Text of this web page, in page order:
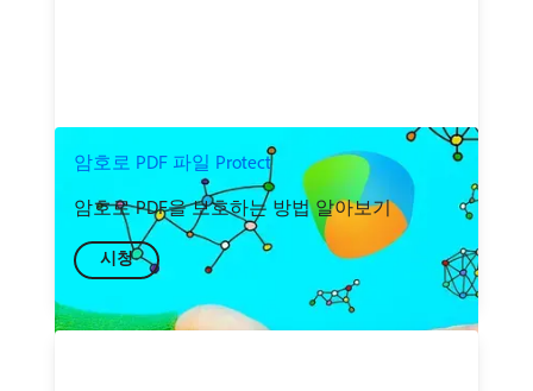
암호로 PDF 파일 Protect
암호로 PDF을 보호하는 방법 알아보기
시청